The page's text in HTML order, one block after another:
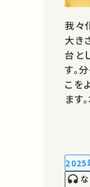
我々
大き
台と
す。
こを
ます
学生の
シェ
2025